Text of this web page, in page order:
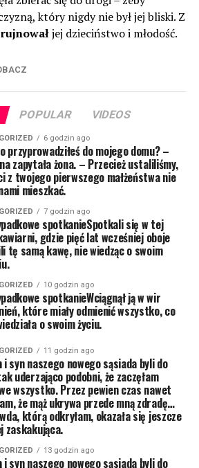
który nigdy nie był jej bliski. Z
jej dzieciństwo i młodość.
POPULAR VIDEOS
6 godzin ago
do mojego domu? –
zapytała żona. – Przecież ustaliliśmy,
z twojego pierwszego małżeństwa nie
mieszkać.
7 godzin ago
spotkanieSpotkali się w tej
gdzie pięć lat wcześniej oboje
tę samą kawę, nie wiedząc o swoim
10 godzin ago
spotkanieWciągnął ją w wir
które miały odmienić wszystko, co
o swoim życiu.
11 godzin ago
i syn naszego nowego sąsiada byli do
uderzająco podobni, że zaczęłam
wszystko. Przez pewien czas nawet
że mąż ukrywa przede mną zdradę…
którą odkryłam, okazała się jeszcze
zaskakująca.
13 godzin ago
i syn naszego nowego sąsiada byli do